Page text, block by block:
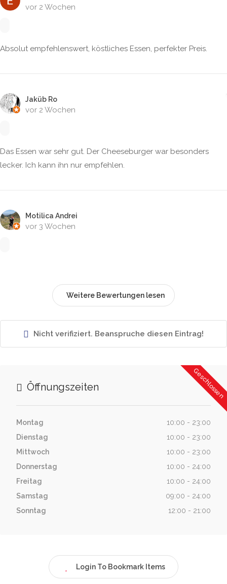
vor 2 Wochen
Absolut empfehlenswert, köstliches Essen, perfekter Preis.
Jaküb Ro
vor 2 Wochen
Das Essen war sehr gut. Der Cheeseburger war besonders
lecker. Ich kann ihn nur empfehlen.
Motilica Andrei
vor 3 Wochen
Weitere Bewertungen lesen
Nicht verifiziert. Beanspruche diesen Eintrag!
Geschlossen
Öffnungszeiten
Montag
10:00 - 23:00
Dienstag
10:00 - 23:00
Mittwoch
10:00 - 23:00
Donnerstag
10:00 - 24:00
Freitag
10:00 - 24:00
Samstag
09:00 - 24:00
Sonntag
12:00 - 21:00
Login To Bookmark Items